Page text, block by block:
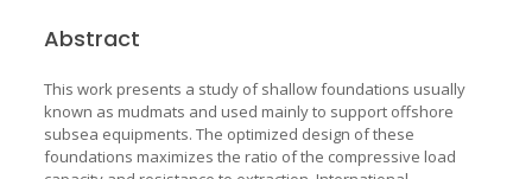
Abstract
This work presents a study of shallow foundations usually
known as mudmats and used mainly to support offshore
subsea equipments. The optimized design of these
foundations maximizes the ratio of the compressive load